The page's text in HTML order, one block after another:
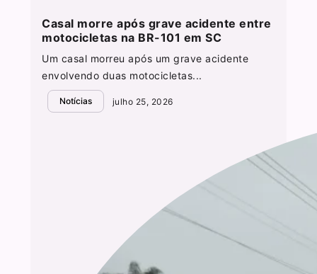
Casal morre após grave acidente entre
motocicletas na BR-101 em SC
Um casal morreu após um grave acidente
envolvendo duas motocicletas...
Notícias julho 25, 2026